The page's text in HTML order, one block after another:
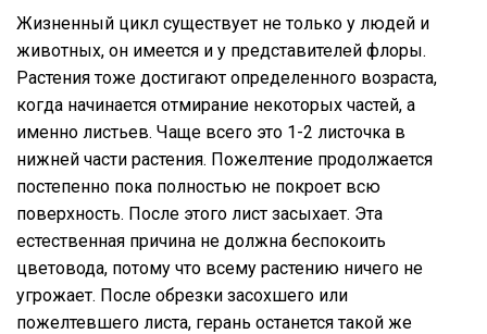
Жизненный цикл существует не только у людей и
животных, он имеется и у представителей флоры.
Растения тоже достигают определенного возраста,
когда начинается отмирание некоторых частей, а
именно листьев. Чаще всего это 1-2 листочка в
нижней части растения. Пожелтение продолжается
постепенно пока полностью не покроет всю
поверхность. После этого лист засыхает. Эта
естественная причина не должна беспокоить
цветовода, потому что всему растению ничего не
угрожает. После обрезки засохшего или
пожелтевшего листа, герань останется такой же